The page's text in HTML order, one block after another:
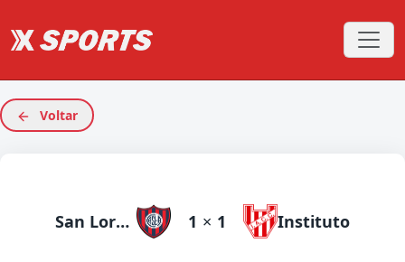
Voltar
San Lorenzo 1 × 1 Instituto